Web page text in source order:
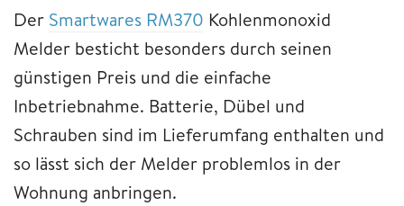
Der Smartwares RM370 Kohlenmonoxid
Melder besticht besonders durch seinen
günstigen Preis und die einfache
Inbetriebnahme. Batterie, Dübel und
Schrauben sind im Lieferumfang enthalten und
so lässt sich der Melder problemlos in der
Wohnung anbringen.